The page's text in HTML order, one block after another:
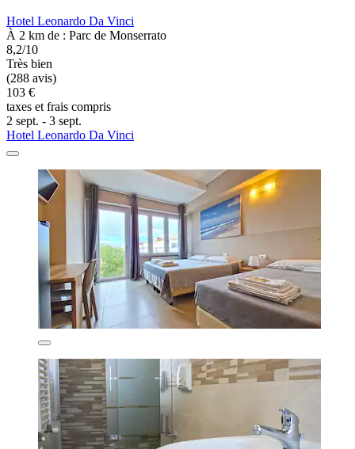
Hotel Leonardo Da Vinci
À 2 km de : Parc de Monserrato
8,2/10
Très bien
(288 avis)
103 €
taxes et frais compris
2 sept. - 3 sept.
Hotel Leonardo Da Vinci